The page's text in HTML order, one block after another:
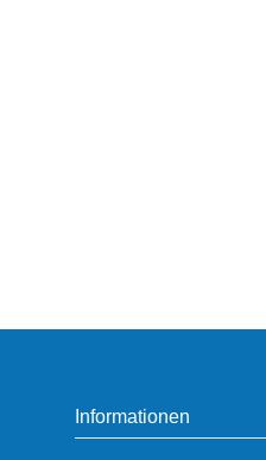
Informationen